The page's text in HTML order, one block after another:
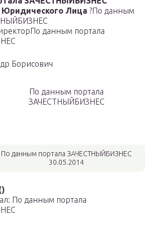
Юридического Лица ?По данным
По данным портала
Борисович
По данным портала
ЗАЧЕСТНЫЙБИЗНЕС
По данным портала ЗАЧЕСТНЫЙБИЗНЕС
30.05.2014
По данным портала